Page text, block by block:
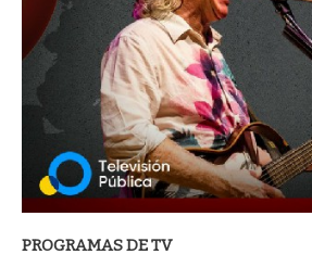
PROGRAMAS DE TV